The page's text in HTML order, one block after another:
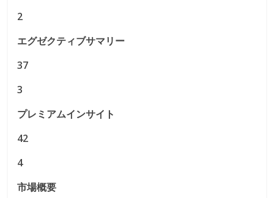
2
エグゼクティブサマリー
37
3
プレミアムインサイト
42
4
市場概要